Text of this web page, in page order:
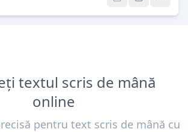
textul scris de mână
online
pentru text scris de mână cu